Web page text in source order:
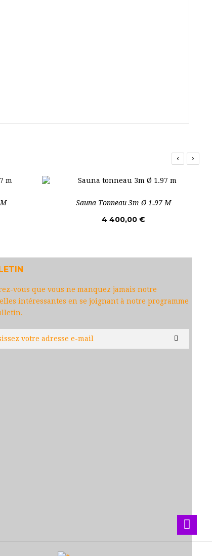
‹ ›
Sauna Tonneau 3m Ø 1.97 M
4 400,00 €
vous que vous ne manquez jamais notre
intéressantes en se joignant à notre programme